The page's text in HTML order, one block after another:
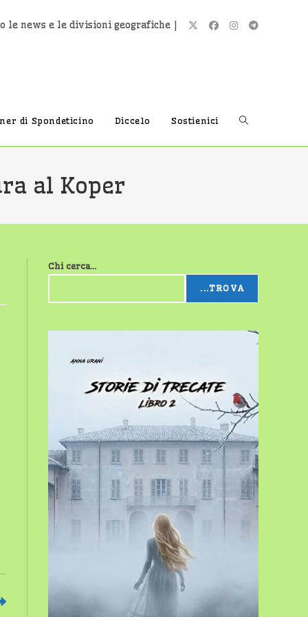
le news e le divisioni geografiche |
di Spondeticino Diccelo Sostienici Attiva/
ricerca
sul
al Koper
Chi cerca...
...TROVA